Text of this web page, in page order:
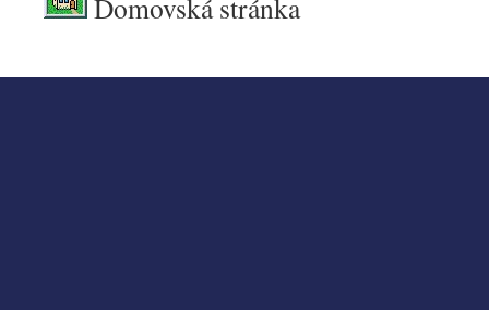
Domovská stránka